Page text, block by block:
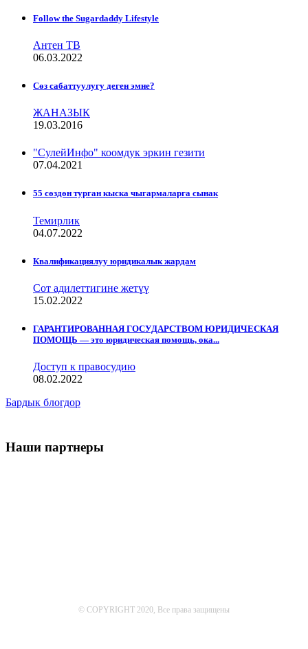
Follow the Sugardaddy Lifestyle
Антен ТВ
06.03.2022
Сѳз сабаттуулугу деген эмне?
ЖАНАЗЫК
19.03.2016
"СулейИнфо" коомдук эркин гезити
07.04.2021
55 сөздөн турган кыска чыгармаларга сынак
Темирлик
04.07.2022
Квалификациялуу юридикалык жардам
Сот адилеттигине жетүү
15.02.2022
ГАРАНТИРОВАННАЯ ГОСУДАРСТВОМ ЮРИДИЧЕСКАЯ
ПОМОЩЬ — это юридическая помощь, ока...
Доступ к правосудию
08.02.2022
Бардык блогдор
Наши партнеры
© COPYRIGHT 2020, Все права защищены